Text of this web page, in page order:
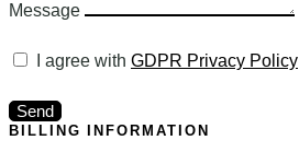
Message
I agree with GDPR Privacy Policy
Send
BILLING INFORMATION